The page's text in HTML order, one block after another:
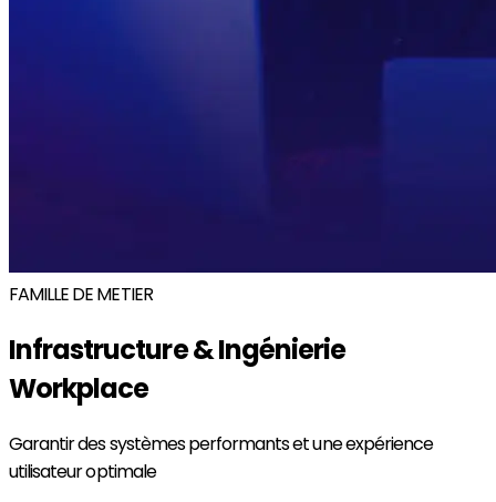
FAMILLE DE METIER
Infrastructure & Ingénierie
Workplace
Garantir des systèmes performants et une expérience
utilisateur optimale